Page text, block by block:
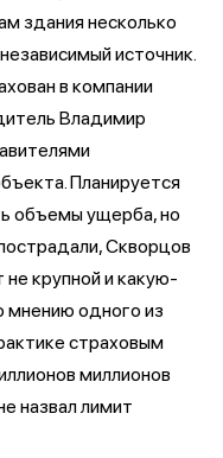
здания несколько
источник.
в компании
Владимир
Планируется
объемы ущерба, но
Скворцов
крупной и какую-
мнению одного из
страховым
миллионов
назвал лимит